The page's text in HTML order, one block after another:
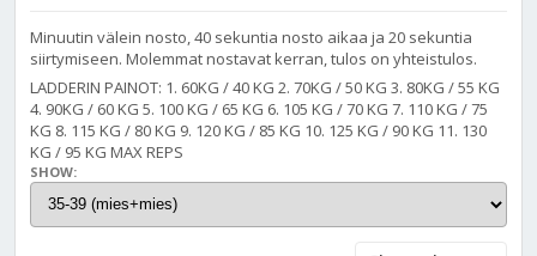
Minuutin välein nosto, 40 sekuntia nosto aikaa ja 20 sekuntia
siirtymiseen. Molemmat nostavat kerran, tulos on yhteistulos.
LADDERIN PAINOT: 1. 60KG / 40 KG 2. 70KG / 50 KG 3. 80KG / 55 KG
4. 90KG / 60 KG 5. 100 KG / 65 KG 6. 105 KG / 70 KG 7. 110 KG / 75
KG 8. 115 KG / 80 KG 9. 120 KG / 85 KG 10. 125 KG / 90 KG 11. 130
KG / 95 KG MAX REPS
SHOW: